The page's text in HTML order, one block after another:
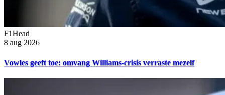
F1Head
8 aug 2026
Vowles geeft toe: omvang Williams-crisis verraste mezelf